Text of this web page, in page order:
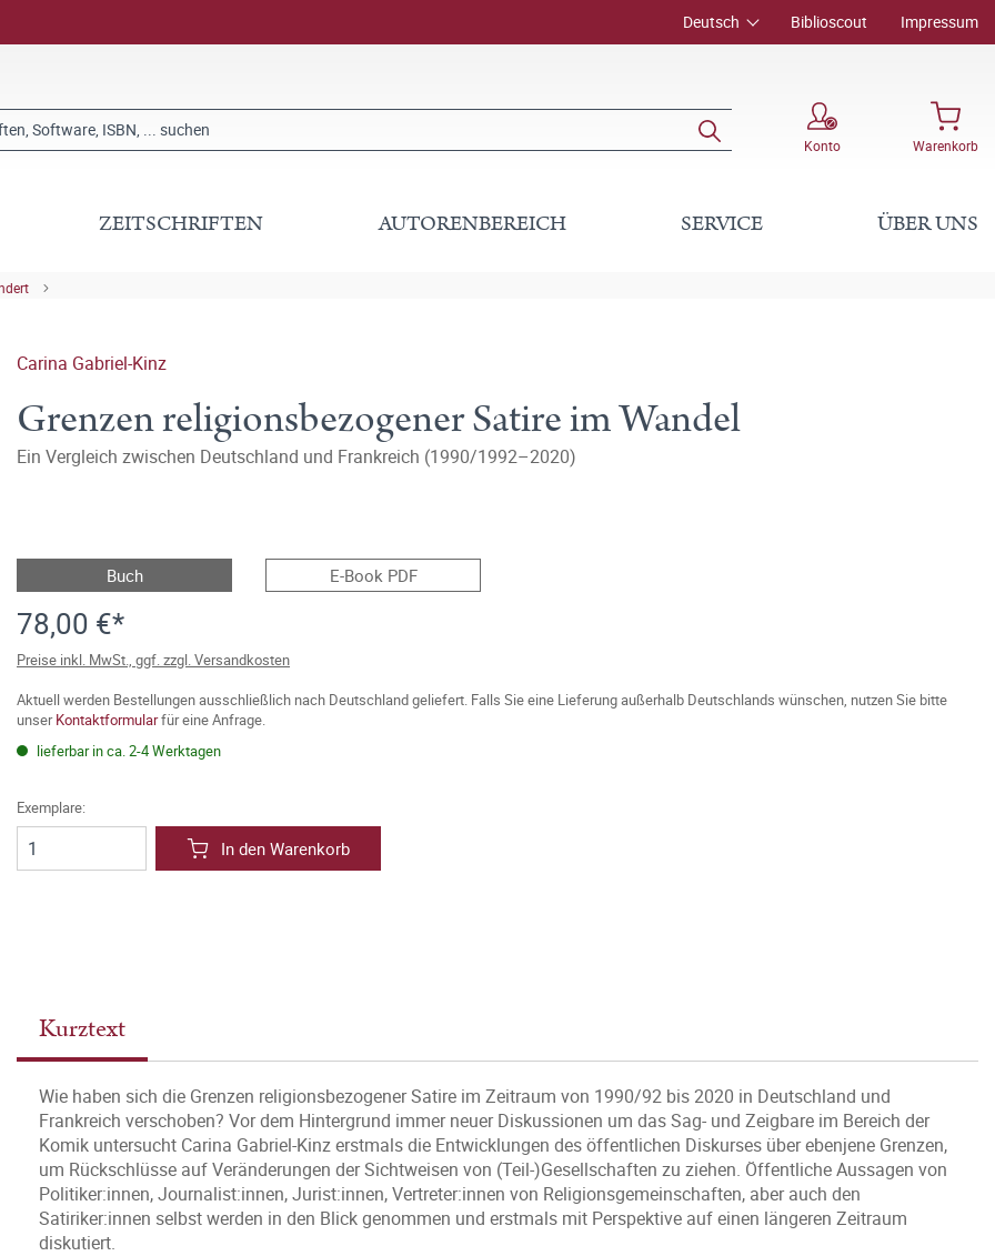
Deutsch Biblioscout Impressum
Konto Warenkorb
ZEITSCHRIFTEN AUTORENBEREICH SERVICE ÜBER UNS
Carina Gabriel-Kinz
Grenzen religionsbezogener Satire im Wandel
Ein Vergleich zwischen Deutschland und Frankreich (1990/1992–2020)
Buch E-Book PDF
78,00 €*
Preise inkl. MwSt., ggf. zzgl. Versandkosten
Aktuell werden Bestellungen ausschließlich nach Deutschland geliefert. Falls Sie eine Lieferung außerhalb Deutschlands wünschen, nutzen Sie bitte
unserKontaktformularfür eine Anfrage.
lieferbar in ca. 2-4 Werktagen
Exemplare:
In den Warenkorb
Kurztext
Wie haben sich die Grenzen religionsbezogener Satire im Zeitraum von 1990/92 bis 2020 in Deutschland und
Frankreich verschoben? Vor dem Hintergrund immer neuer Diskussionen um das Sag- und Zeigbare im Bereich der
Komik untersucht Carina Gabriel-Kinz erstmals die Entwicklungen des öffentlichen Diskurses über ebenjene Grenzen,
um Rückschlüsse auf Veränderungen der Sichtweisen von (Teil-)Gesellschaften zu ziehen. Öffentliche Aussagen von
Politiker:innen, Journalist:innen, Jurist:innen, Vertreter:innen von Religionsgemeinschaften, aber auch den
Satiriker:innen selbst werden in den Blick genommen und erstmals mit Perspektive auf einen längeren Zeitraum
diskutiert.